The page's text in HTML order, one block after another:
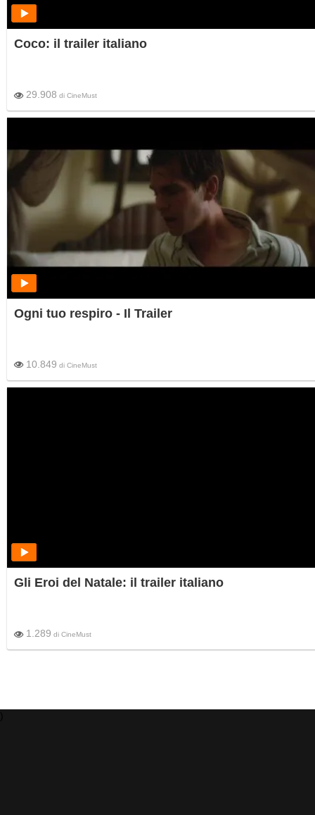
Coco: il trailer italiano
29.908 di CineMust
Ogni tuo respiro - Il Trailer
10.849 di CineMust
Gli Eroi del Natale: il trailer italiano
1.289 di CineMust